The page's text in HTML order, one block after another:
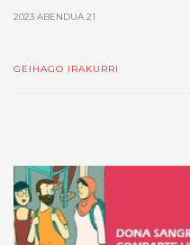
2023 ABENDUA 21
GEIHAGO IRAKURRI